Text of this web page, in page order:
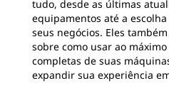
tudo, desde as últimas
equipamentos até a
seus negócios. Eles
sobre como usar ao
completas de suas
expandir sua experiência